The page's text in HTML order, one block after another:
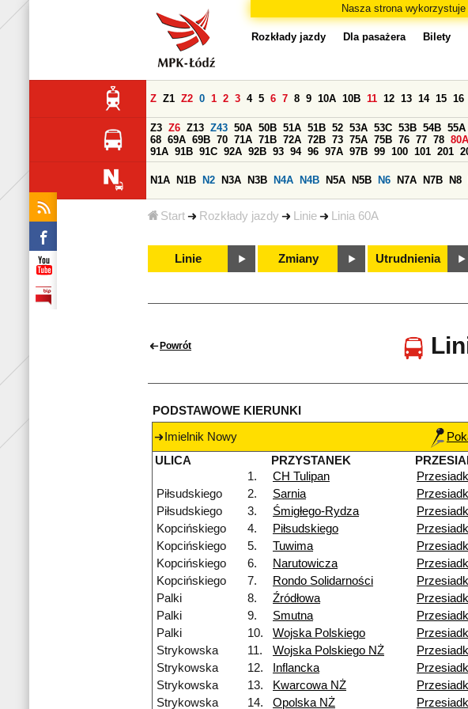
Nasza strona
Start Rozkłady jazdy Linie Linia 60A
Rozkłady jazdy Dla pasażera Bilety
Z Z1 Z2 0 1 2 3 4 5 6 7 8 9 10A 10B 11 12 13 14 15 16
Z3 Z6 Z13 Z43 50A 50B 51A 51B 52 53A 53C 53B 54B 55A
68 69A 69B 70 71A 71B 72A 72B 73 75A 75B 76 77 78 80A
91A 91B 91C 92A 92B 93 94 96 97A 97B 99 100 101 201
N1A N1B N2 N3A N3B N4A N4B N5A N5B N6 N7A N7B N8
Linie Zmiany Utrudnienia
Powrót
PODSTAWOWE KIERUNKI
Imielnik Nowy
ULICA
PRZYSTANEK
1.
CH Tulipan
Piłsudskiego
2. Sarnia
Piłsudskiego
3. Śmigłego-Rydza
Kopcińskiego
4. Piłsudskiego
Kopcińskiego
5. Tuwima
Kopcińskiego
6. Narutowicza
Kopcińskiego
7. Rondo Solidarności
Palki
8. Źródłowa
Palki
9. Smutna
Palki
10. Wojska Polskiego
Strykowska
11. Wojska Polskiego NŻ
Strykowska
12. Inflancka
Strykowska
13. Kwarcowa NŻ
Strykowska
14. Opolska NŻ